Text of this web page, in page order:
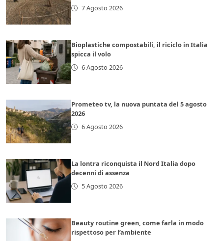
7 Agosto 2026
Bioplastiche compostabili, il riciclo in Italia
spicca il volo
6 Agosto 2026
Prometeo tv, la nuova puntata del 5 agosto
2026
6 Agosto 2026
La lontra riconquista il Nord Italia dopo
decenni di assenza
5 Agosto 2026
Beauty routine green, come farla in modo
rispettoso per l’ambiente